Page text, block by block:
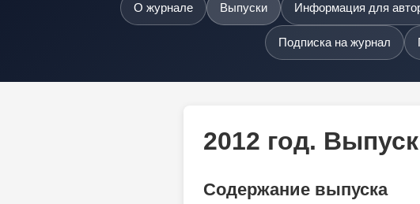
О журнале Выпуски Информация для
Подписка на журнал
2012 год.
Содержание выпуска